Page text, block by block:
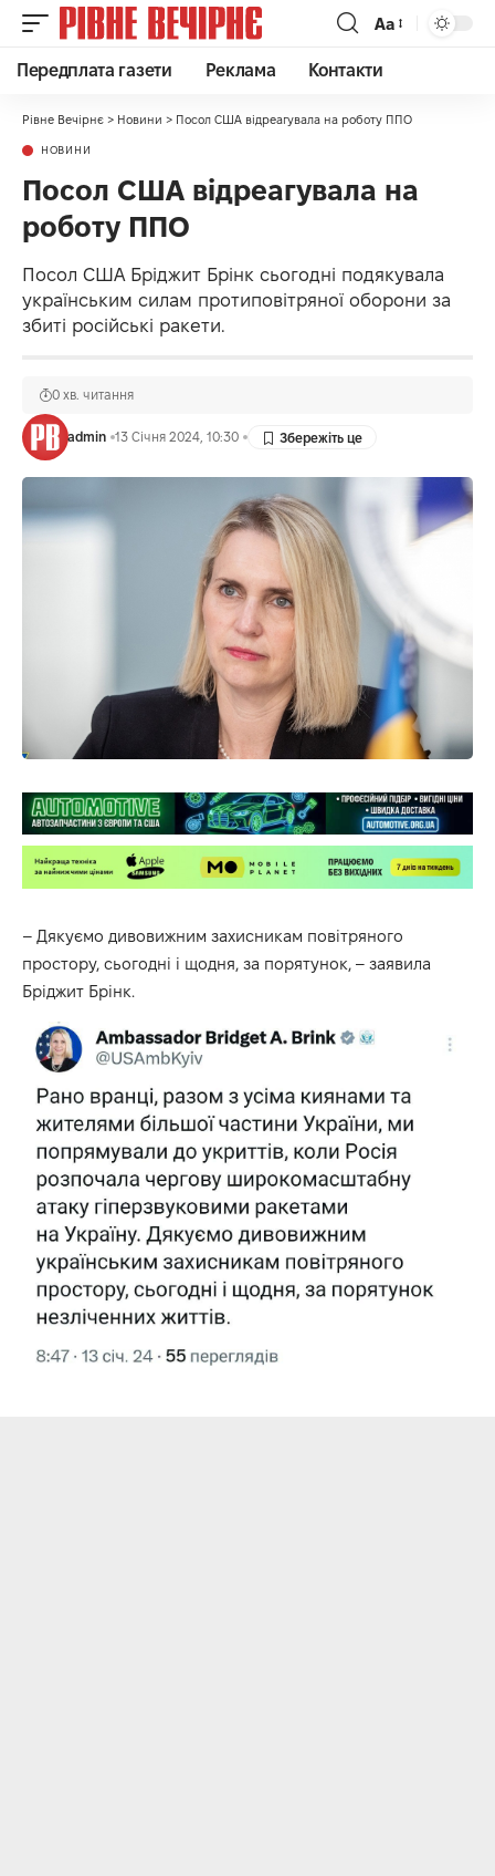
Аа
Передплата газети Реклама Контакти
Рівне Вечірнє > Новини > Посол США відреагувала на роботу ППО
НОВИНИ
Посол США відреагувала на
роботу ППО
Посол США Бріджит Брінк сьогодні подякувала
українським силам протиповітряної оборони за
збиті російські ракети.
admin 13 Січня 2024, 10:30
0 хв. читання
– Дякуємо дивовижним захисникам повітряного
простору, сьогодні і щодня, за порятунок, – заявила
Бріджит Брінк.